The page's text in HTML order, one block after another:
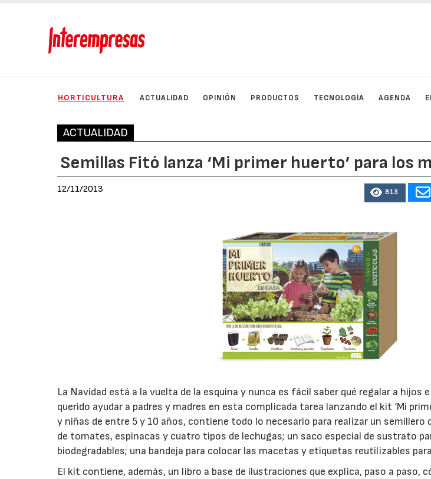
HORTICULTURA ACTUALIDAD OPINIÓN PRODUCTOS TECNOLOGÍA AGENDA
ACTUALIDAD
Semillas Fitó lanza ‘Mi primer huerto’ para los
12/11/2013 813
La Navidad está a la vuelta de la esquina y nunca es fácil saber qué regalar a hijos
querido ayudar a padres y madres en esta complicada tarea lanzando el kit ‘Mi
y niñas de entre 5 y 10 años, contiene todo lo necesario para realizar un semillero
de tomates, espinacas y cuatro tipos de lechugas; un saco especial de sustrato
biodegradables; una bandeja para colocar las macetas y etiquetas reutilizables
El kit contiene, además, un libro a base de ilustraciones que explica, paso a paso,